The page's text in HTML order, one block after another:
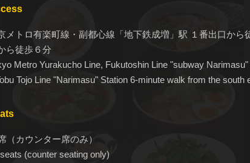
メトロ有楽町線・副都心線「地下鉄成増」駅 １番出口から
ら徒歩６分
Metro Yurakucho Line, Fukutoshin Line "subway
Tojo Line "Narimasu" Station 6-minute walk from the south
（カウンター席のみ）
(counter seating only)